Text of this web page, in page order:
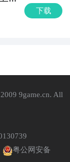
下载
9game.cn. All
粤公网安备